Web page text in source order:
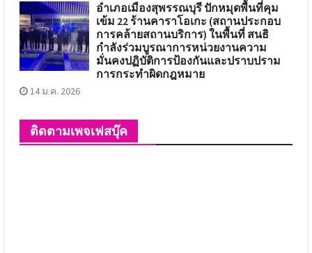
อำเภอเมืองสุพรรณบุรี ปักหมุดพื้นที่คุม
เข้ม 22 ร้านคาราโอเกะ (สถานประกอบ
การคล้ายสถานบริการ) ในพื้นที่ สนธิ
กำลังร่วมบูรณาการหน่วยงานความ
มั่นคงปฏิบัติการป้องกันและปราบปราม
การกระทำผิดกฎหมาย
14 ม.ค. 2026
ติดตามเพจเฟสบุ๊ค